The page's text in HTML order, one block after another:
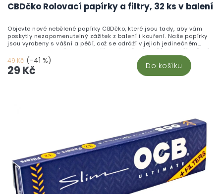
CBDčko Rolovací papírky a filtry, 32 ks v balení
49 Kč (-41 %)
29 Kč Do košíku
Objevte nové nebělené papírky CBDčko, které jsou tady, aby vám
poskytly nezapomenutelný zážitek z balení i kouření. Naše papírky
jsou vyrobeny s vášní a péčí, což se odráží v jejich jedinečném
designu firmy CBDčko. Jejich přírodní složení zajišťuje lepší hoření a
snadné balení, a to z nich dělá ideální volbu pro každého milovníka
balení. Papírky CBDčko nejsou jen obyčejné papírky - jsou
prostředkem, jak vyjádřit naši lásku ke konopí a CBD. Vyberte si